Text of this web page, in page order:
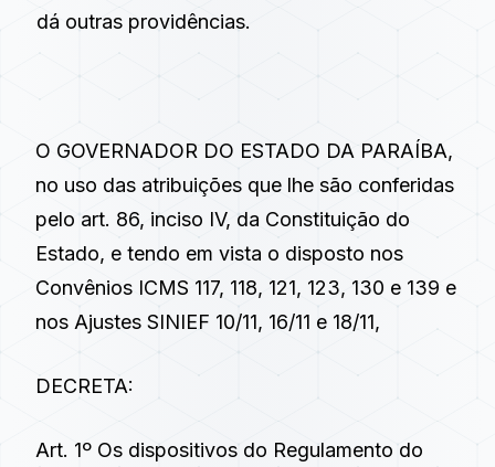
dá outras providências.
O GOVERNADOR DO ESTADO DA PARAÍBA,
no uso das atribuições que lhe são conferidas
pelo art. 86, inciso IV, da Constituição do
Estado, e tendo em vista o disposto nos
Convênios ICMS 117, 118, 121, 123, 130 e 139 e
nos Ajustes SINIEF 10/11, 16/11 e 18/11,
DECRETA:
Art. 1º Os dispositivos do Regulamento do